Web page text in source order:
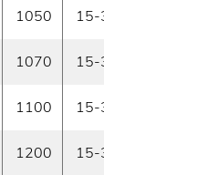
1050 15-30
1070 15-30
1100 15-30
1200 15-30